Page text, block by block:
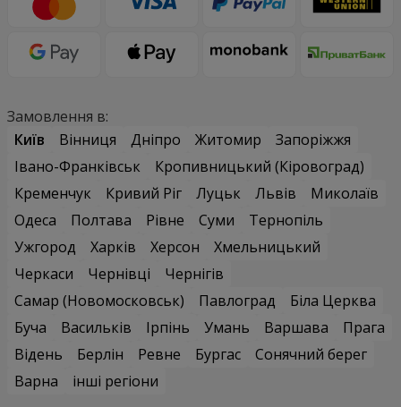
Замовлення в:
Київ
Вінниця Дніпро Житомир
Запоріжжя
Івано-Франківськ
Кропивницький (Кіровоград)
Кременчук
Кривий Ріг Луцьк Львів
Миколаїв
Одеса
Полтава Рівне Суми
Тернопіль
Ужгород
Харків Херсон
Хмельницький
Черкаси
Чернівці
Чернігів
Самар (Новомосковськ)
Павлоград
Біла Церква
Буча
Васильків Ірпінь Умань Варшава
Прага
Відень
Берлін Ревне Бургас
Сонячний берег
Варна
інші регіони